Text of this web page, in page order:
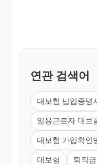
연관 검색어
대보험 납입증명
일용근로자 대보
대보험 가입확인
대보험 퇴직